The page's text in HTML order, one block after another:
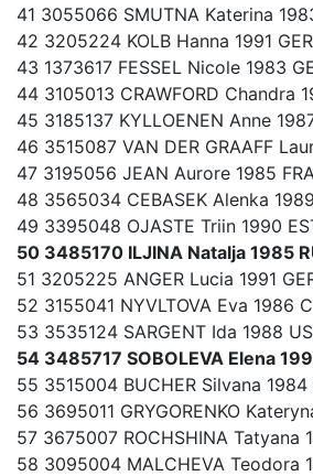
41 3055066 SMUTNA Katerina
42 3205224 KOLB Hanna 1991 GER
43 1373617 FESSEL Nicole 1983
44 3105013 CRAWFORD Chandra
45 3185137 KYLLOENEN Anne
46 3515087 VAN DER GRAAFF
47 3195056 JEAN Aurore 1985 FRA
48 3565034 CEBASEK Alenka
49 3395048 OJASTE Triin 1990
50 3485170 ILJINA Natalja 1985
51 3205225 ANGER Lucia 1991
52 3155041 NYVLTOVA Eva 1986
53 3535124 SARGENT Ida 1988
54 3485717 SOBOLEVA Elena
55 3515004 BUCHER Silvana 1984
56 3695011 GRYGORENKO
57 3675007 ROCHSHINA Tatyana
58 3095004 MALCHEVA Teodora